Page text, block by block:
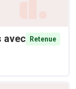
avec
Retenue